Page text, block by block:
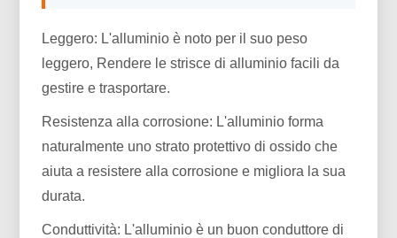
Leggero: L'alluminio è noto per il suo peso
leggero, Rendere le strisce di alluminio facili da
gestire e trasportare.
Resistenza alla corrosione: L'alluminio forma
naturalmente uno strato protettivo di ossido che
aiuta a resistere alla corrosione e migliora la sua
durata.
Conduttività: L'alluminio è un buon conduttore di